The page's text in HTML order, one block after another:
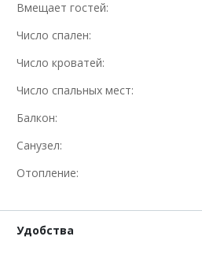
Вмещает гостей:
Число спален:
Число кроватей:
Число спальных мест:
Балкон:
Санузел:
Отопление:
Удобства